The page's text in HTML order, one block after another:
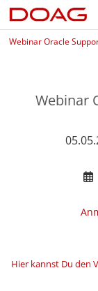
Webinar Oracle
Webinar
Hier kannst Du den